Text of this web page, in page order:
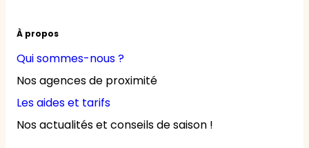
À propos
Qui sommes-nous ?
Nos agences de proximité
Les aides et tarifs
Nos actualités et conseils de saison !